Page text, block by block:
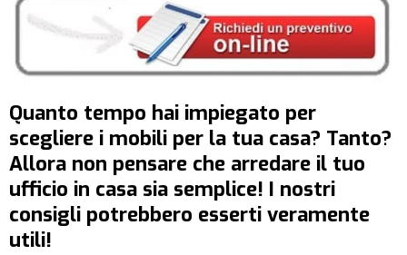
Quanto tempo hai impiegato per
scegliere i mobili per la tua casa? Tanto?
Allora non pensare che arredare il tuo
ufficio in casa sia semplice! I nostri
consigli potrebbero esserti veramente
utili!